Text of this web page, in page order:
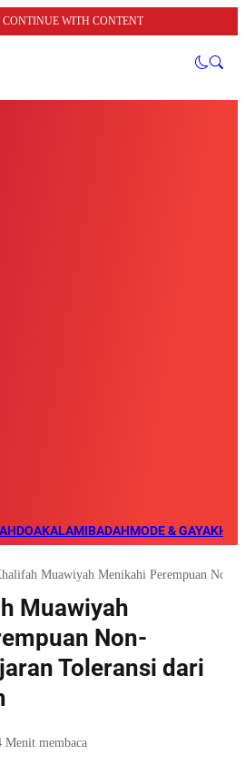
CONTINUE WITH CONTENT
DOAKALAMIBADAHMODE & GAYA
Muawiyah Menikahi Perempuan Non-
Muawiyah
Non-
Toleransi dari
Menit membaca